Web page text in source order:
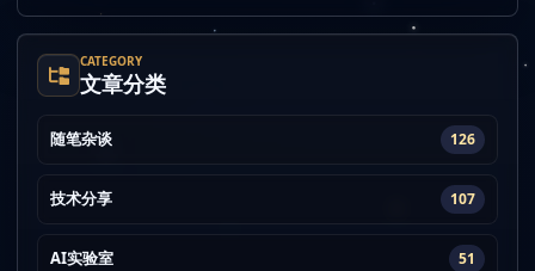
CATEGORY
文章分类
随笔杂谈 126
技术分享 107
AI实验室 51